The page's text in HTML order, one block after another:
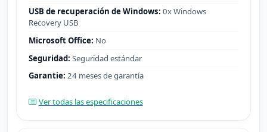
USB de recuperación de Windows: 0x Windows
Recovery USB
Microsoft Office: No
Seguridad: Seguridad estándar
Garantie: 24 meses de garantía
Ver todas las especificaciones